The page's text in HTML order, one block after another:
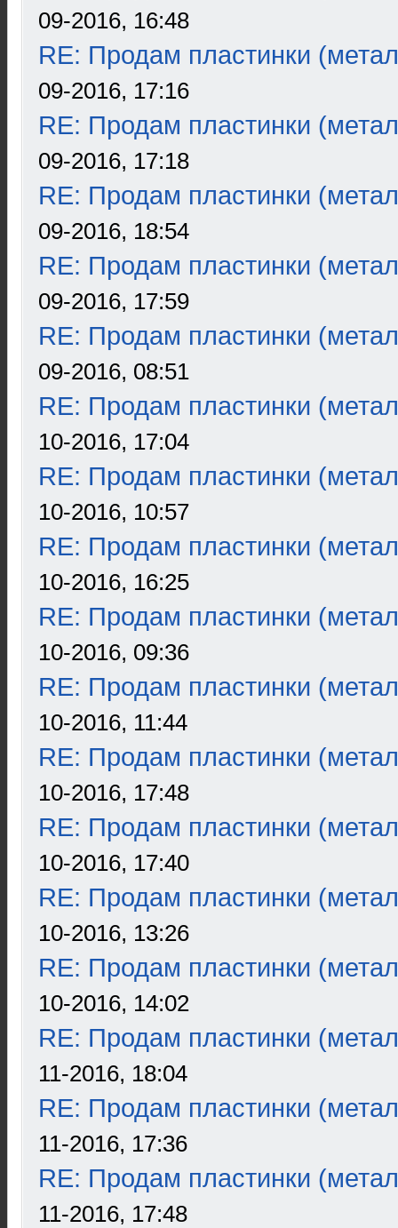
09-2016, 16:48
RE: Продам пластинки
09-2016, 17:16
RE: Продам пластинки
09-2016, 17:18
RE: Продам пластинки
09-2016, 18:54
RE: Продам пластинки
09-2016, 17:59
RE: Продам пластинки
09-2016, 08:51
RE: Продам пластинки
10-2016, 17:04
RE: Продам пластинки
10-2016, 10:57
RE: Продам пластинки
10-2016, 16:25
RE: Продам пластинки
10-2016, 09:36
RE: Продам пластинки
10-2016, 11:44
RE: Продам пластинки
10-2016, 17:48
RE: Продам пластинки
10-2016, 17:40
RE: Продам пластинки
10-2016, 13:26
RE: Продам пластинки
10-2016, 14:02
RE: Продам пластинки
11-2016, 18:04
RE: Продам пластинки
11-2016, 17:36
RE: Продам пластинки
11-2016, 17:48